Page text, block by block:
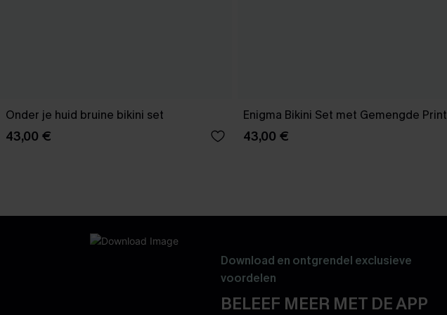
Onder je huid bruine bikini set
43,00 €
Enigma Bikini Set met Gemengde Print
43,00 €
Download en ontgrendel exclusieve
voordelen
BELEEF MEER MET DE APP